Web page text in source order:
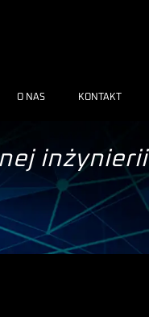
O NAS KONTAKT
inżynierii